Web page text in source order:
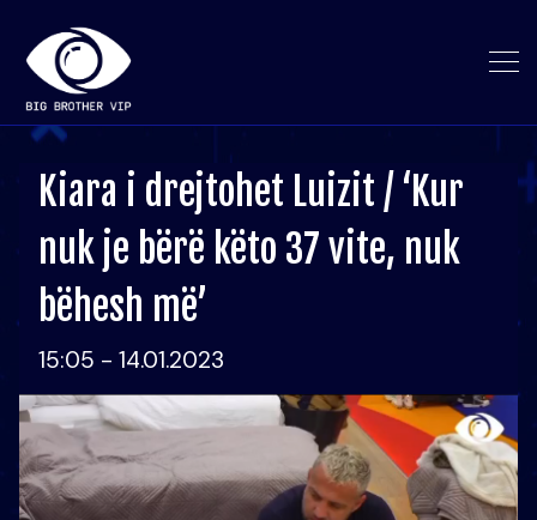
Kiara i drejtohet Luizit / ‘Kur
nuk je bërë këto 37 vite, nuk
bëhesh më’
15:05 - 14.01.2023